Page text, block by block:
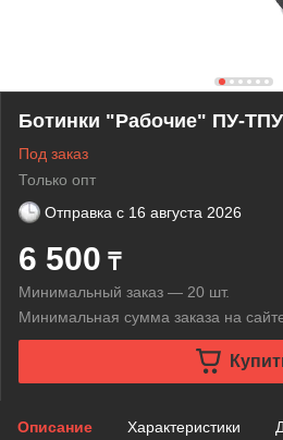
Ботинки "Рабочие" ПУ-ТПУ
Под заказ
Только опт
Отправка с 16 августа 2026
6 500 ₸
Минимальный заказ — 20 шт.
Минимальная сумма заказа на
Описание Характеристики